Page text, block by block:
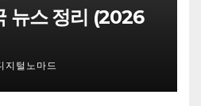
뉴스 정리 (2026
지털노마드